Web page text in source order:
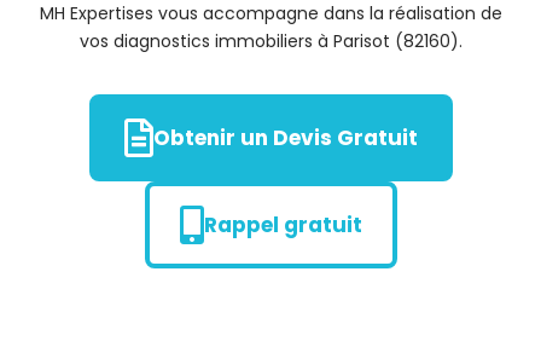
MH Expertises vous accompagne dans la réalisation de
vos diagnostics immobiliers à Parisot (82160).
Obtenir un Devis Gratuit
Rappel gratuit